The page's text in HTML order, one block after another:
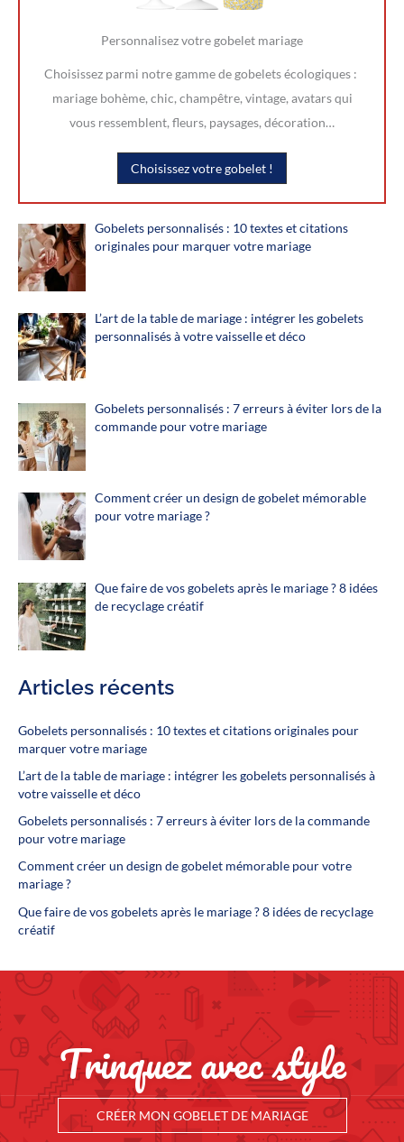
Personnalisez votre gobelet mariage
Choisissez parmi notre gamme de gobelets écologiques :
mariage bohème, chic, champêtre, vintage, avatars qui
vous ressemblent, fleurs, paysages, décoration…
Choisissez votre gobelet !
Gobelets personnalisés : 10 textes et citations
originales pour marquer votre mariage
L’art de la table de mariage : intégrer les gobelets
personnalisés à votre vaisselle et déco
Gobelets personnalisés : 7 erreurs à éviter lors de la
commande pour votre mariage
Comment créer un design de gobelet mémorable
pour votre mariage ?
Que faire de vos gobelets après le mariage ? 8 idées
de recyclage créatif
Articles récents
Gobelets personnalisés : 10 textes et citations originales pour
marquer votre mariage
L’art de la table de mariage : intégrer les gobelets personnalisés à
votre vaisselle et déco
Gobelets personnalisés : 7 erreurs à éviter lors de la commande
pour votre mariage
Comment créer un design de gobelet mémorable pour votre
mariage ?
Que faire de vos gobelets après le mariage ? 8 idées de recyclage
créatif
Trinquez avec style
CRÉER MON GOBELET DE MARIAGE